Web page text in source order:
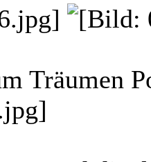
Träumen